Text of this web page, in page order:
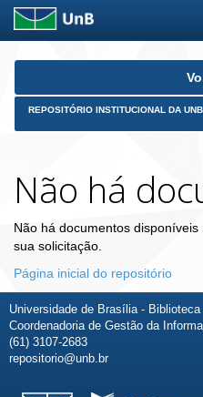
Skip
REPOSITÓRIO INSTITUCIONAL DA UNB
Não há
Não há documentos
sua solicitação.
Página inicial do repositório
Universidade de Brasília - Biblioteca
Coordenadoria de Gestão da
(61) 3107-2683
repositorio@unb.br